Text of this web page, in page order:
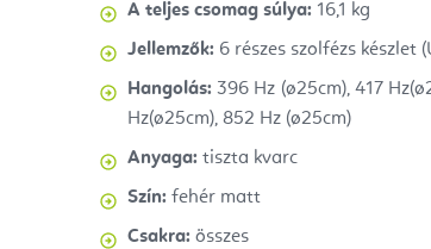
A teljes csomag súlya: 16,1 kg
Jellemzők: 6 részes szolfézs készlet
Hangolás: 396 Hz (ø25cm), 417 Hz(
Hz(ø25cm), 852 Hz (ø25cm)
Anyaga: tiszta kvarc
Szín: fehér matt
Csakra: összes